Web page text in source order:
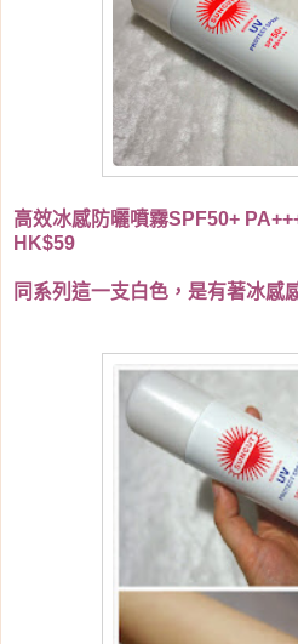
高效冰感防曬噴霧SPF50+
HK$59
同系列這一支白色，是有著冰感